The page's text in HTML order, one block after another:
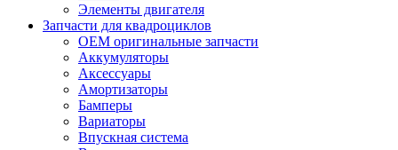
Элементы двигателя
Запчасти для квадроциклов
OEM оригинальные запчасти
Аккумуляторы
Аксессуары
Амортизаторы
Бамперы
Вариаторы
Впускная система